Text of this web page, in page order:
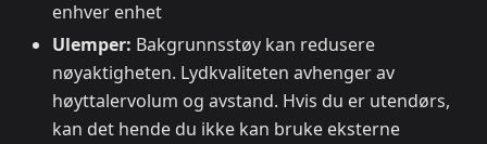
enhver enhet
Ulemper: Bakgrunnsstøy kan redusere
nøyaktigheten. Lydkvaliteten avhenger av
høyttalervolum og avstand. Hvis du er utendørs,
kan det hende du ikke kan bruke eksterne